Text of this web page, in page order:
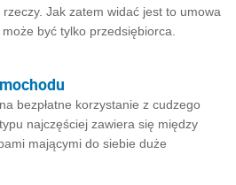
Jak zatem widać jest to umowa
być tylko przedsiębiorca.
bezpłatne korzystanie z cudzego
najczęściej zawiera się między
mającymi do siebie duże